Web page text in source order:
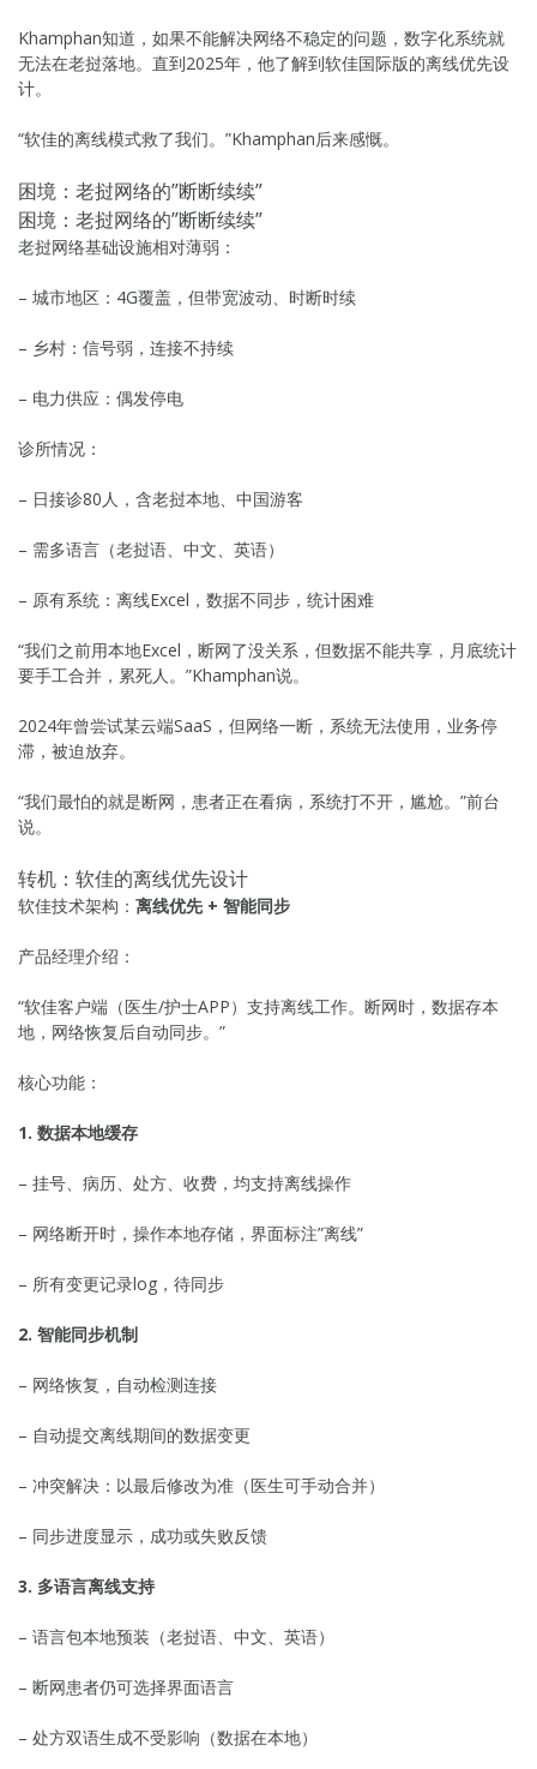
Khamphan知道，如果不能解决网络不稳定的问题，数字化系统就
无法在老挝落地。直到2025年，他了解到软佳国际版的离线优先设
计。
“软佳的离线模式救了我们。”Khamphan后来感慨。
困境：老挝网络的”断断续续”
困境：老挝网络的”断断续续”
老挝网络基础设施相对薄弱：
– 城市地区：4G覆盖，但带宽波动、时断时续
– 乡村：信号弱，连接不持续
– 电力供应：偶发停电
诊所情况：
– 日接诊80人，含老挝本地、中国游客
– 需多语言（老挝语、中文、英语）
– 原有系统：离线Excel，数据不同步，统计困难
“我们之前用本地Excel，断网了没关系，但数据不能共享，月底统计
要手工合并，累死人。”Khamphan说。
2024年曾尝试某云端SaaS，但网络一断，系统无法使用，业务停
滞，被迫放弃。
“我们最怕的就是断网，患者正在看病，系统打不开，尴尬。”前台
说。
转机：软佳的离线优先设计
软佳技术架构： 离线优先 + 智能同步
产品经理介绍：
“软佳客户端（医生/护士APP）支持离线工作。断网时，数据存本
地，网络恢复后自动同步。”
核心功能：
1. 数据本地缓存
– 挂号、病历、处方、收费，均支持离线操作
– 网络断开时，操作本地存储，界面标注”离线”
– 所有变更记录log，待同步
2. 智能同步机制
– 网络恢复，自动检测连接
– 自动提交离线期间的数据变更
– 冲突解决：以最后修改为准（医生可手动合并）
– 同步进度显示，成功或失败反馈
3. 多语言离线支持
– 语言包本地预装（老挝语、中文、英语）
– 断网患者仍可选择界面语言
– 处方双语生成不受影响（数据在本地）